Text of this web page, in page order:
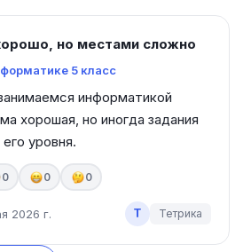
но местами сложно
5 класс
информатикой
хорошая, но иногда задания
уровня.
0 0 0
2026 г. Т Тетрика